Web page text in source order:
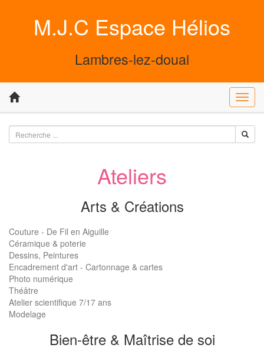
M.J.C Espace Hélios
Lambres-lez-douai
Ateliers
Arts & Créations
Couture - De Fil en Aiguille
Céramique & poterie
Dessins, Peintures
Encadrement d'art - Cartonnage & cartes
Photo numérique
Théâtre
Atelier scientifique 7/17 ans
Modelage
Bien-être & Maîtrise de soi